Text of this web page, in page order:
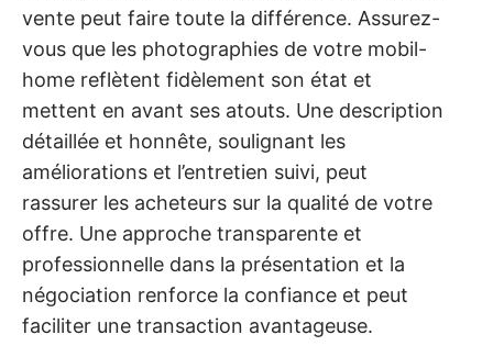
vente peut faire toute la différence. Assurez-
vous que les photographies de votre mobil-
home reflètent fidèlement son état et
mettent en avant ses atouts. Une description
détaillée et honnête, soulignant les
améliorations et l’entretien suivi, peut
rassurer les acheteurs sur la qualité de votre
offre. Une approche transparente et
professionnelle dans la présentation et la
négociation renforce la confiance et peut
faciliter une transaction avantageuse.